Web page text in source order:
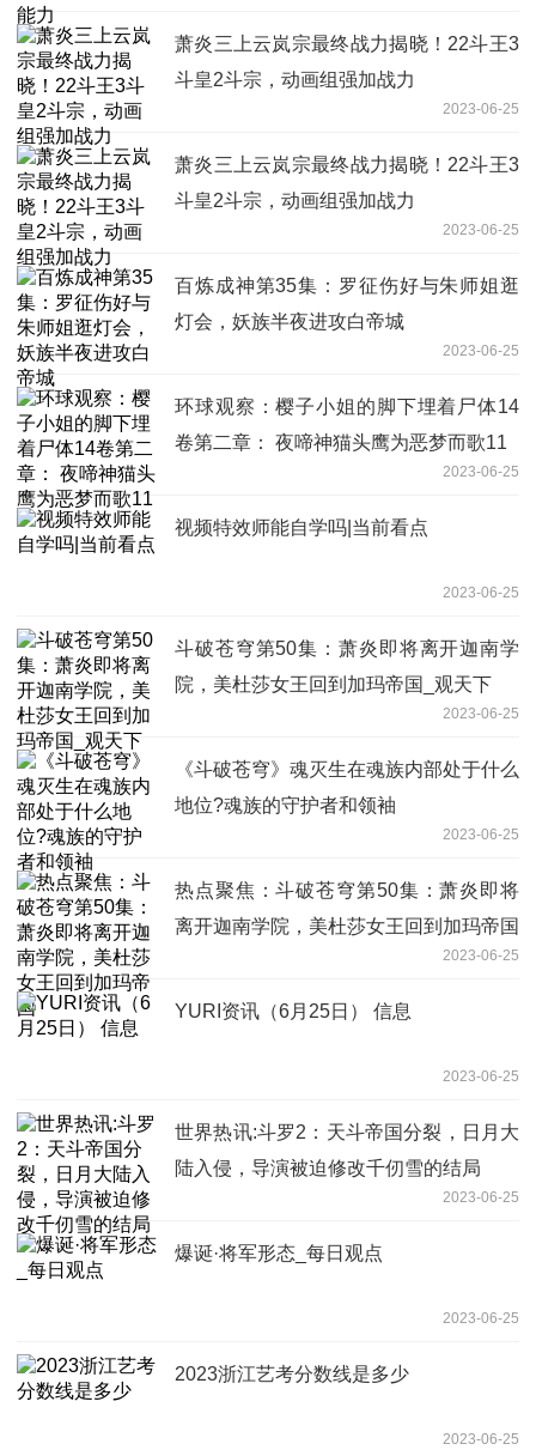
萧炎三上云岚宗最终战力揭晓！22斗王3
斗皇2斗宗，动画组强加战力
2023-06-25
萧炎三上云岚宗最终战力揭晓！22斗王3
斗皇2斗宗，动画组强加战力
2023-06-25
百炼成神第35集：罗征伤好与朱师姐逛
灯会，妖族半夜进攻白帝城
2023-06-25
环球观察：樱子小姐的脚下埋着尸体14
卷第二章： 夜啼神猫头鹰为恶梦而歌11
2023-06-25
视频特效师能自学吗|当前看点
2023-06-25
斗破苍穹第50集：萧炎即将离开迦南学
院，美杜莎女王回到加玛帝国_观天下
2023-06-25
《斗破苍穹》魂灭生在魂族内部处于什么
地位?魂族的守护者和领袖
2023-06-25
热点聚焦：斗破苍穹第50集：萧炎即将
离开迦南学院，美杜莎女王回到加玛帝国
2023-06-25
YURI资讯（6月25日） 信息
2023-06-25
世界热讯:斗罗2：天斗帝国分裂，日月大
陆入侵，导演被迫修改千仞雪的结局
2023-06-25
爆诞·将军形态_每日观点
2023-06-25
2023浙江艺考分数线是多少
2023-06-25